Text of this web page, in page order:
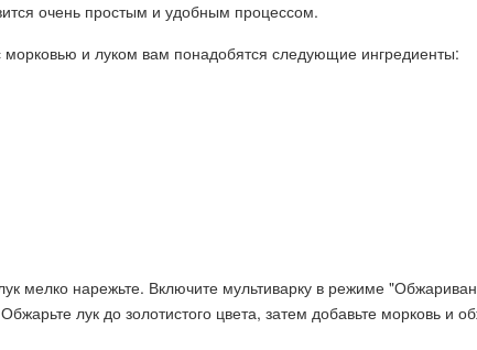
очень простым и удобным процессом.
морковью и луком вам понадобятся следующие ингредиенты:
мелко нарежьте. Включите мультиварку в режиме
лук до золотистого цвета, затем добавьте морковь и